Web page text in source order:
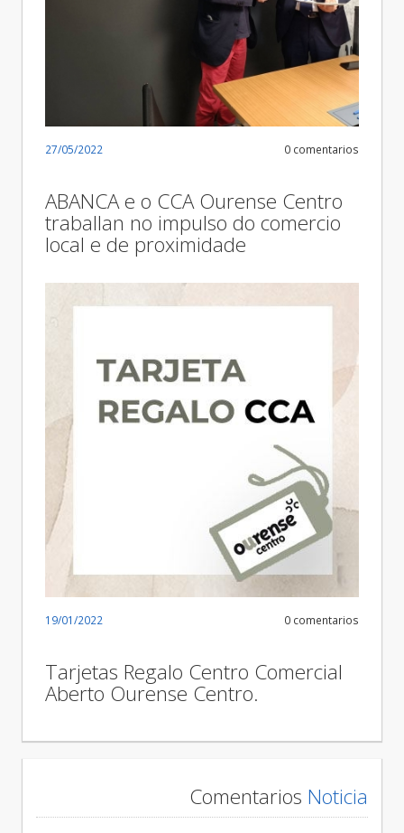
27/05/2022 0 comentarios
ABANCA e o CCA Ourense Centro
traballan no impulso do comercio
local e de proximidade
19/01/2022 0 comentarios
Tarjetas Regalo Centro Comercial
Aberto Ourense Centro.
Comentarios Noticia